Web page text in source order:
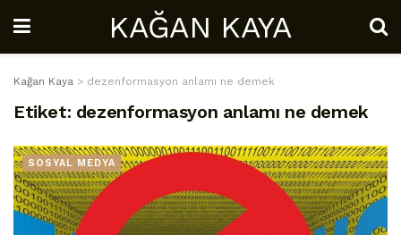
KAĞAN KAYA
Kağan Kaya > dezenformasyon anlamı ne demek
Etiket: dezenformasyon anlamı ne demek
SOSYAL MEDYA